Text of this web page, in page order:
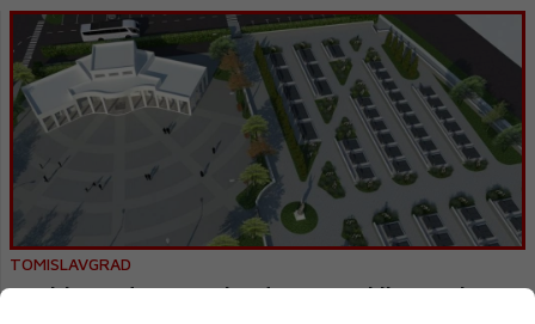
TOMISLAVGRAD
Tomislavgrad: Nastavak radova na groblju Karaula